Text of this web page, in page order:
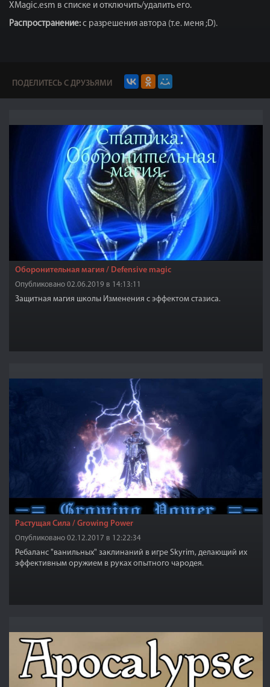
XMagic.esm в списке и отключить/удалить его.
Распространение: с разрешения автора (т.е. меня ;D).
ПОДЕЛИТЕСЬ С ДРУЗЬЯМИ
Оборонительная магия / Defensive magic
Опубликовано 02.06.2019 в 14:13:11
Защитная магия школы Изменения с эффектом стазиса.
Растущая Сила / Growing Power
Опубликовано 02.12.2017 в 12:22:34
Ребаланс "ванильных" заклинаний в игре Skyrim, делающий их
эффективным оружием в руках опытного чародея.